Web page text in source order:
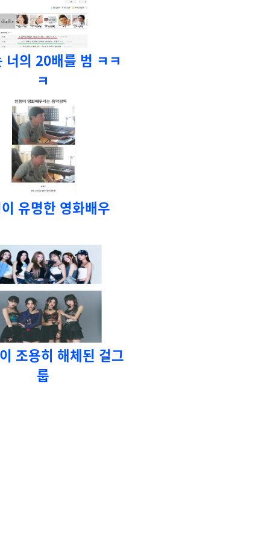
너의 20배를 범 ㅋㅋ
ㅋ
유명한 영화배우
조용히 해체된 걸그
룹